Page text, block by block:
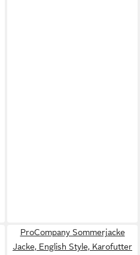
ProCompany Sommerjacke
Jacke, English Style, Karofutter